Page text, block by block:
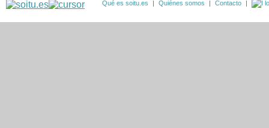
Qué es soitu.es
| Quiénes somos | Contacto |